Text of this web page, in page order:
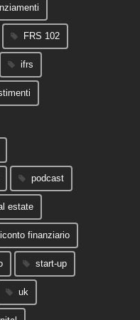
FRS 102
ifrs
podcast
estate
finanziario
start-up
uk